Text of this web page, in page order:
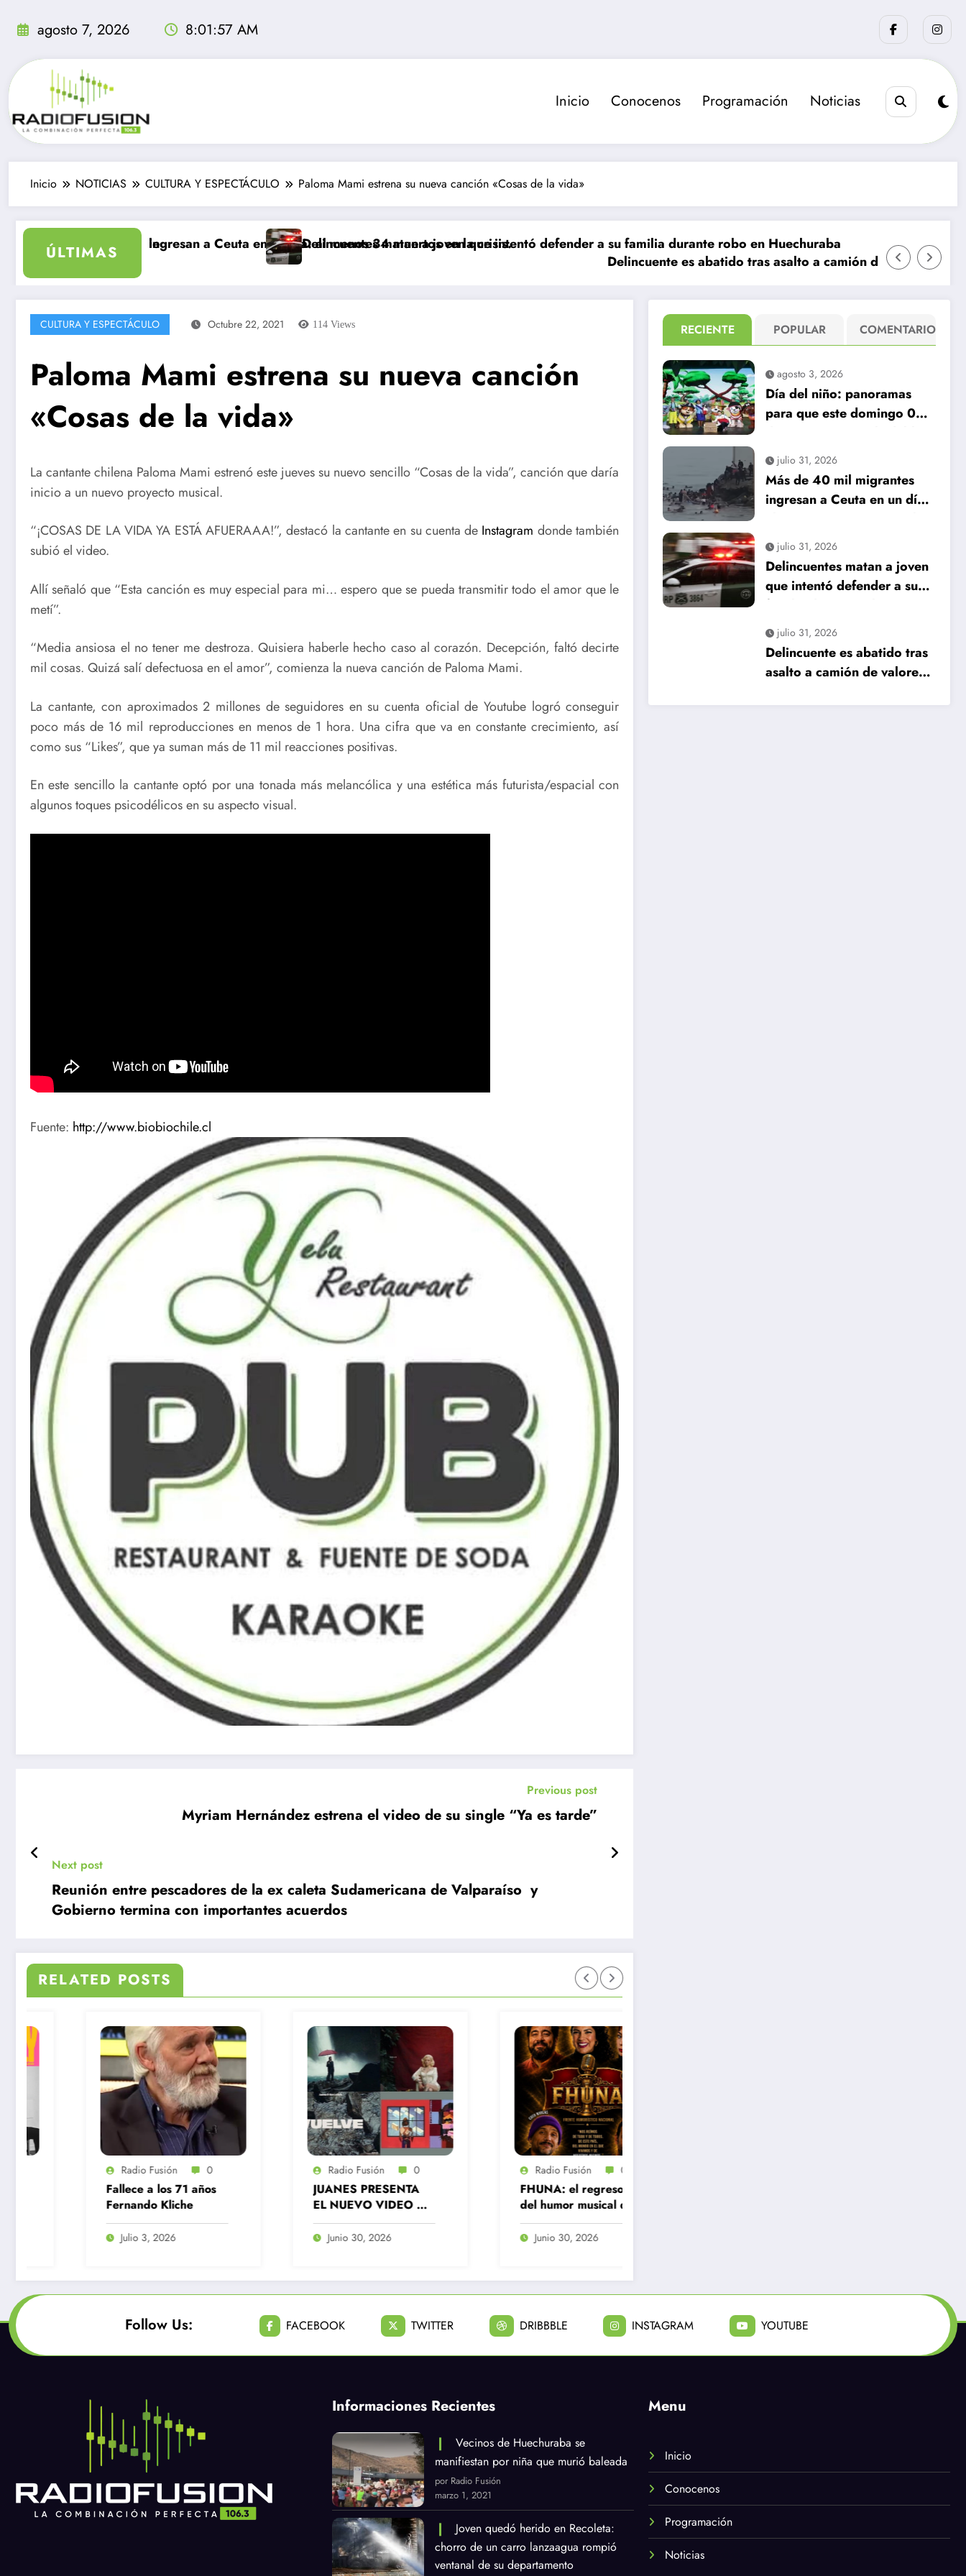
agosto 7, 2026 8:01:58 AM
Inicio Conocenos Programación Noticias
Inicio NOTICIAS CULTURA Y ESPECTÁCULO Paloma Mami estrena su nueva canción «Cosas de la vida»
ÚLTIMAS
inolvidableingresan a Ceuta en un día: al menos 34 muertos en la crisis.
Delincuentes matan a joven que intentó defender a su familia durante robo en Huechuraba
Delincuente es abatido tras asalto a camión de valores en Santiago
La sanción que busca
CULTURA Y ESPECTÁCULO Octubre 22, 2021 114 Views
Paloma Mami estrena su nueva canción
«Cosas de la vida»
La cantante chilena Paloma Mami estrenó este jueves su nuevo sencillo “Cosas de la vida”, canción que daría
inicio a un nuevo proyecto musical.
“¡COSAS DE LA VIDA YA ESTÁ AFUERAAA!”, destacó la cantante en su cuenta de Instagram donde también
subió el video.
Allí señaló que “Esta canción es muy especial para mi… espero que se pueda transmitir todo el amor que le
metí”.
“Media ansiosa el no tener me destroza. Quisiera haberle hecho caso al corazón. Decepción, faltó decirte
mil cosas. Quizá salí defectuosa en el amor”, comienza la nueva canción de Paloma Mami.
La cantante, con aproximados 2 millones de seguidores en su cuenta oficial de Youtube logró conseguir
poco más de 16 mil reproducciones en menos de 1 hora. Una cifra que va en constante crecimiento, así
como sus “Likes”, que ya suman más de 11 mil reacciones positivas.
En este sencillo la cantante optó por una tonada más melancólica y una estética más futurista/espacial con
algunos toques psicodélicos en su aspecto visual.
Fuente: http://www.biobiochile.cl
Previous post
Myriam Hernández estrena el video de su single “Ya es tarde”
Next post
Reunión entre pescadores de la ex caleta Sudamericana de Valparaíso y
Gobierno termina con importantes acuerdos
RELATED POSTS
0
Fallece a los 71 años
Fernando Kliche
0
JUANES PRESENTA
EL NUEVO VIDEO DE
“VUELVE” JUNTO A
MON LAFERTE
0
FHUNA: el regreso
del humor musical que
vuelve a reírse del
RECIENTE POPULAR COMENTARIO
agosto 3, 2026
Día del niño: panoramas
para que este domingo 09
julio 31, 2026
Más de 40 mil migrantes
ingresan a Ceuta en un día:
crisis.
julio 31, 2026
Delincuentes matan a joven
que intentó defender a su
familia durante robo en
Huechuraba
julio 31, 2026
Delincuente es abatido tras
asalto a camión de valores
Follow Us: FACEBOOK TWITTER DRIBBBLE INSTAGRAM YOUTUBE
Informaciones Recientes
Vecinos de Huechuraba se
manifiestan por niña que murió baleada
por Radio Fusión
marzo 1, 2021
Joven quedó herido en Recoleta:
chorro de un carro lanzaagua rompió
ventanal de su departamento
Menu
Inicio
Conocenos
Programación
Noticias